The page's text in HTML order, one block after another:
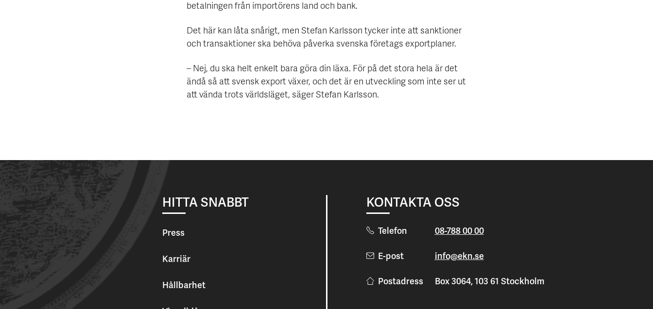
betalningen från importörens land och bank.
Det här kan låta snårigt, men Stefan Karlsson tycker inte att sanktioner
och transaktioner ska behöva påverka svenska företags exportplaner.
– Nej, du ska helt enkelt bara göra din läxa. För på det stora hela är det
ändå så att svensk export växer, och det är en utveckling som inte ser ut
att vända trots världsläget, säger Stefan Karlsson.
HITTA SNABBT
Press
Karriär
Hållbarhet
KONTAKTA OSS
Telefon 08-788 00 00
E-post info@ekn.se
Postadress Box 3064, 103 61 Stockholm